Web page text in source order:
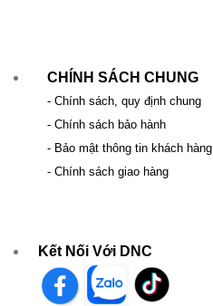
CHÍNH SÁCH CHUNG
- Chính sách, quy định chung
- Chính sách bảo hành
- Bảo mật thông tin khách hàng
- Chính sách giao hàng
Kết Nối Với DNC